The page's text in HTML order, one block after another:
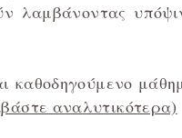
λαμβάνοντας
καθοδηγούμενο
αναλυτικότερα)